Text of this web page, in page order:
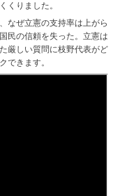
くりました。
なぜ立憲の支持率は上がら
民の信頼を失った。立憲は
厳しい質問に枝野代表がど
できます。